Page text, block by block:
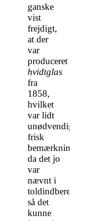
ganske
vist
frejdigt,
at der
var
produceret
hvidtglas
fra
1858,
hvilket
var lidt
unødvendig
frisk
bemærkning,
da det jo
var
nævnt i
toldindberetningerne,
så det
kunne